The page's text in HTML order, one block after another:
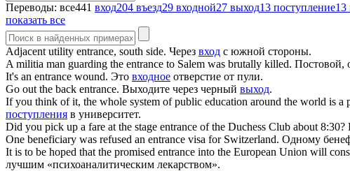
Переводы: все441 вход204 въезд29 входной27 выход13 поступление13
показать все
Adjacent utility entrance, south side. Через вход с южной стороны.
A militia man guarding the entrance to Salem was brutally killed. Постовой,
It's an entrance wound. Это входное отверстие от пули.
Go out the back entrance. Выходите через черный выход.
If you think of it, the whole system of public education around the world is a
поступления в университет.
Did you pick up a fare at the stage entrance of the Duchess Club about 8:30?
One beneficiary was refused an entrance visa for Switzerland. Одному
It is to be hoped that the promised entrance into the European Union will
лучшим «психоаналитическим лекарством».